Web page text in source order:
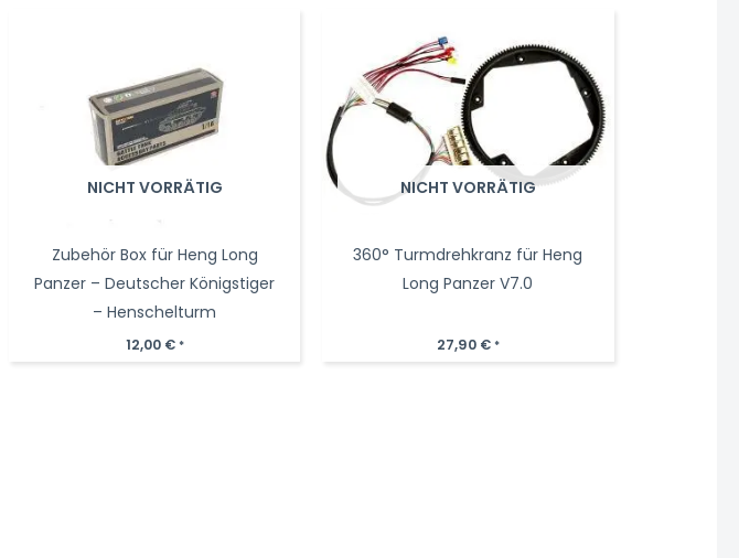
NICHT VORRÄTIG
Zubehör Box für Heng Long
Panzer – Deutscher Königstiger
– Henschelturm
12,00 € *
NICHT VORRÄTIG
360° Turmdrehkranz für Heng
Long Panzer V7.0
27,90 € *